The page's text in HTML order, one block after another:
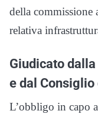
della commissione
relativa
Giudicato
e dal
L’obbligo in capo